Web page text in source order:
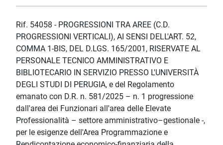
Rif. 54058 - PROGRESSIONI TRA AREE (C.D.
PROGRESSIONI VERTICALI), AI SENSI DELL'ART. 52,
COMMA 1-BIS, DEL D.LGS. 165/2001, RISERVATE AL
PERSONALE TECNICO AMMINISTRATIVO E
BIBLIOTECARIO IN SERVIZIO PRESSO L'UNIVERSITÀ
DEGLI STUDI DI PERUGIA, e del Regolamento
emanato con D.R. n. 581/2025 – n. 1 progressione
dall'area dei Funzionari all'area delle Elevate
Professionalità – settore amministrativo–gestionale -,
per le esigenze dell'Area Programmazione e